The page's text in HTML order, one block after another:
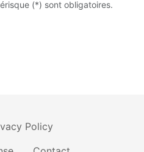
(*) sont obligatoires.
Policy